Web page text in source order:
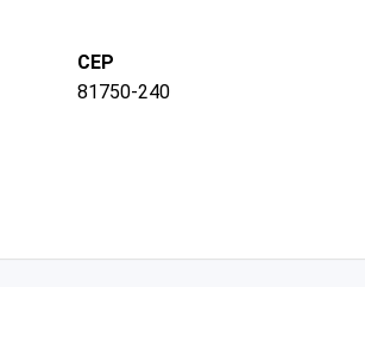
CEP
81750-240